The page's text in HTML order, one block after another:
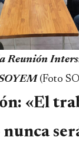
Reunión
(Foto
«El